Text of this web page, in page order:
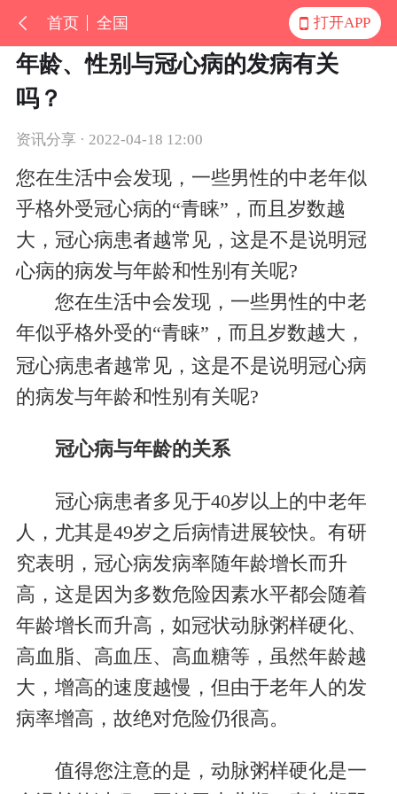
首页 全国 打开APP
年龄、性别与冠心病的发病有关
吗？
资讯分享 · 2022-04-18 12:00
您在生活中会发现，一些男性的中老年似
乎格外受冠心病的“青睐”，而且岁数越
大，冠心病患者越常见，这是不是说明冠
心病的病发与年龄和性别有关呢?
您在生活中会发现，一些男性的中老
年似乎格外受的“青睐”，而且岁数越大，
冠心病患者越常见，这是不是说明冠心病
的病发与年龄和性别有关呢?
冠心病与年龄的关系
冠心病患者多见于40岁以上的中老年
人，尤其是49岁之后病情进展较快。有研
究表明，冠心病发病率随年龄增长而升
高，这是因为多数危险因素水平都会随着
年龄增长而升高，如冠状动脉粥样硬化、
高血脂、高血压、高血糖等，虽然年龄越
大，增高的速度越慢，但由于老年人的发
病率增高，故绝对危险仍很高。
值得您注意的是，动脉粥样硬化是一